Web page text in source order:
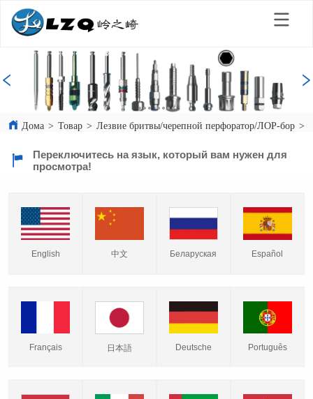
Дома > Товар > Лезвие бритвы/черепной перфоратор/ЛОР-бор >
Переключитесь на язык, который вам нужен для
просмотра!
English 中文 Беларуская Español
Français 日本語 Deutsche Português